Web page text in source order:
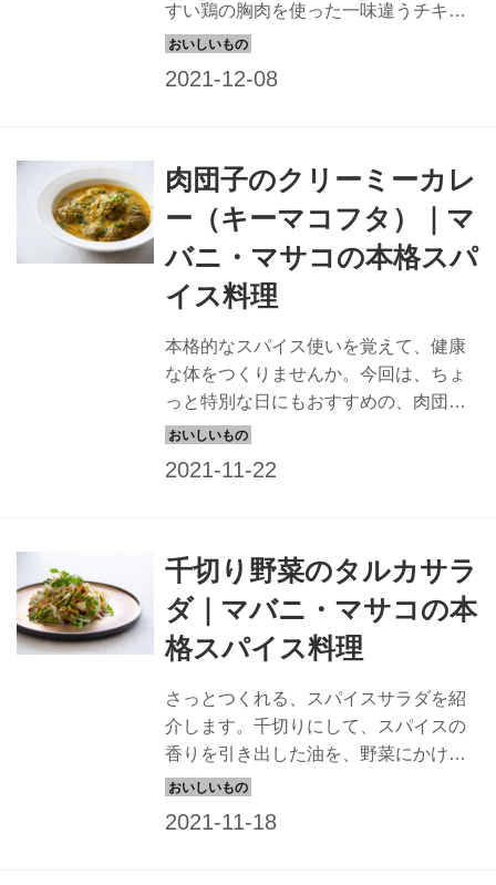
すい鶏の胸肉を使った一味違うチキン
グリルです。
肉団子のクリーミーカレ
ー（キーマコフタ）｜マ
バニ・マサコの本格スパ
イス料理
本格的なスパイス使いを覚えて、健康
な体をつくりませんか。今回は、ちょ
っと特別な日にもおすすめの、肉団子
のクリーミーカレーです。コクがある
千切り野菜のタルカサラ
ダ｜マバニ・マサコの本
格スパイス料理
さっとつくれる、スパイスサラダを紹
介します。千切りにして、スパイスの
香りを引き出した油を、野菜にかけて
つくる、香り豊かなサラダです。